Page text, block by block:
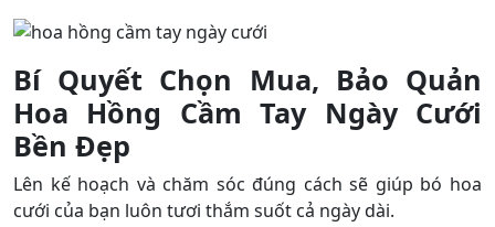
Bí Quyết Chọn Mua, Bảo Quản
Hoa Hồng Cầm Tay Ngày Cưới
Bền Đẹp
Lên kế hoạch và chăm sóc đúng cách sẽ giúp bó hoa
cưới của bạn luôn tươi thắm suốt cả ngày dài.